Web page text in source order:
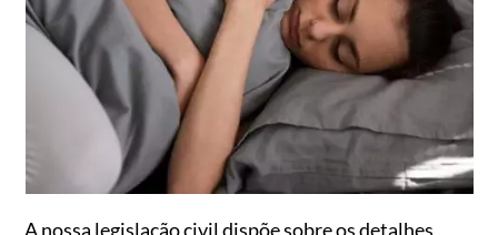
A nossa legislação civil dispõe sobre os detalhes